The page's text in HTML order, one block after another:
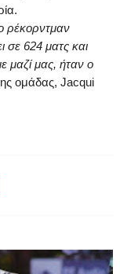
ρέκορντμαν
σε 624 ματς και
μαζί μας, ήταν ο
ομάδας, Jacqui